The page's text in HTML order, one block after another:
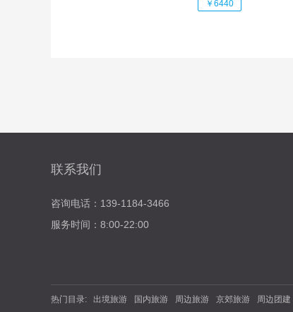
￥6440
联系我们
咨询电话：139-1184-3466
服务时间：8:00-22:00
热门目录: 出境旅游 国内旅游 周边旅游 京郊旅游 周边团建